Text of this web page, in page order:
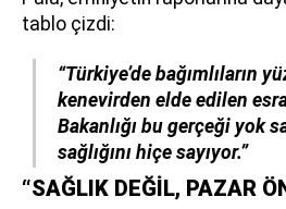
tablo çizdi:
“Türkiye’de bağımlıların
kenevirden elde edilen
Bakanlığı bu gerçeği yok
sağlığını hiçe sayıyor.”
“SAĞLIK DEĞİL, PAZAR